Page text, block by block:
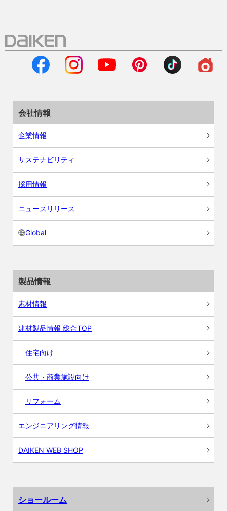
会社情報
企業情報
サステナビリティ
採用情報
ニュースリリース
Global
製品情報
素材情報
建材製品情報 総合TOP
住宅向け
公共・商業施設向け
リフォーム
エンジニアリング情報
DAIKEN WEB SHOP
ショールーム